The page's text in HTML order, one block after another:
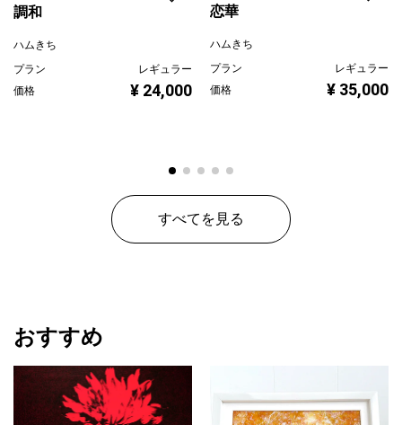
調和
ハムきち
プラン
レギュラー
価格
¥ 24,000
恋華
ハムきち
プラン
レギュラー
価格
¥ 35,000
すべてを見る
おすすめ